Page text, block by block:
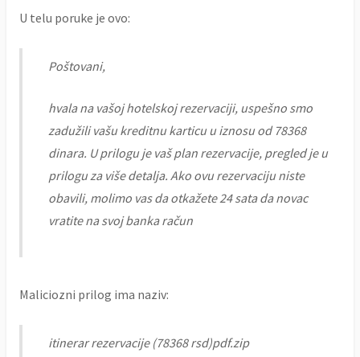
U telu poruke je ovo:
Poštovani,
hvala na vašoj hotelskoj rezervaciji, uspešno smo
zadužili vašu kreditnu karticu u iznosu od 78368
dinara. U prilogu je vaš plan rezervacije, pregled je u
prilogu za više detalja. Ako ovu rezervaciju niste
obavili, molimo vas da otkažete 24 sata da novac
vratite na svoj banka račun
Maliciozni prilog ima naziv:
itinerar rezervacije (78368 rsd)pdf.zip